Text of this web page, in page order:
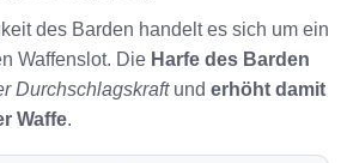
des Barden handelt es sich um ein
Waffenslot. Die Harfe des Barden
Durchschlagskraftund erhöht damit
Waffe.